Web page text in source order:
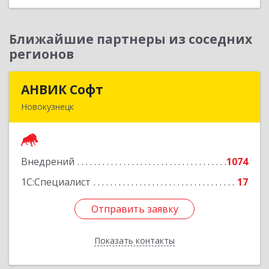
Ближайшие партнеры из соседних
регионов
АНВИК Софт
Новокузнецк
Внедрений
1074
1С:Специалист
17
Отправить заявку
Показать контакты
Куйбышевский р-н, Невского ул, дом № 1, этаж
2
Отправить заявку
Назад